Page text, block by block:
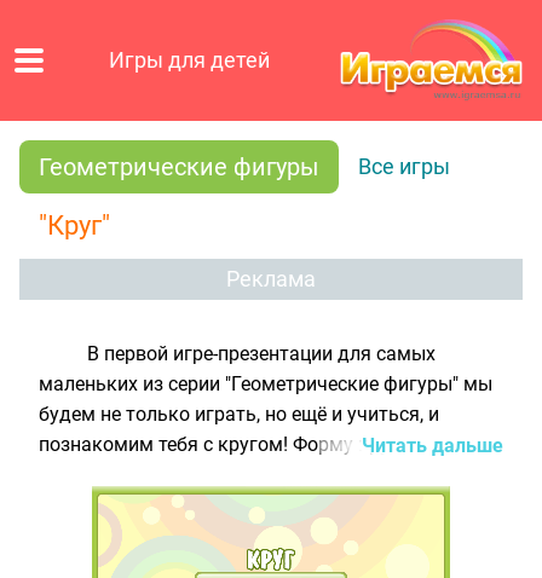
Игры для детей
Геометрические фигуры Все игры
"Круг"
Реклама
В первой игре-презентации для самых
маленьких из серии "Геометрические фигуры" мы
будем не только играть, но ещё и учиться, и
познакомим тебя с кругом! Форму круга имеют
многие другие предметы. В этом ты сам
убедишься, когда пройдёшь все 3 уровня нашей
обучающей игры! В начале ты встретишься с
Читать дальше